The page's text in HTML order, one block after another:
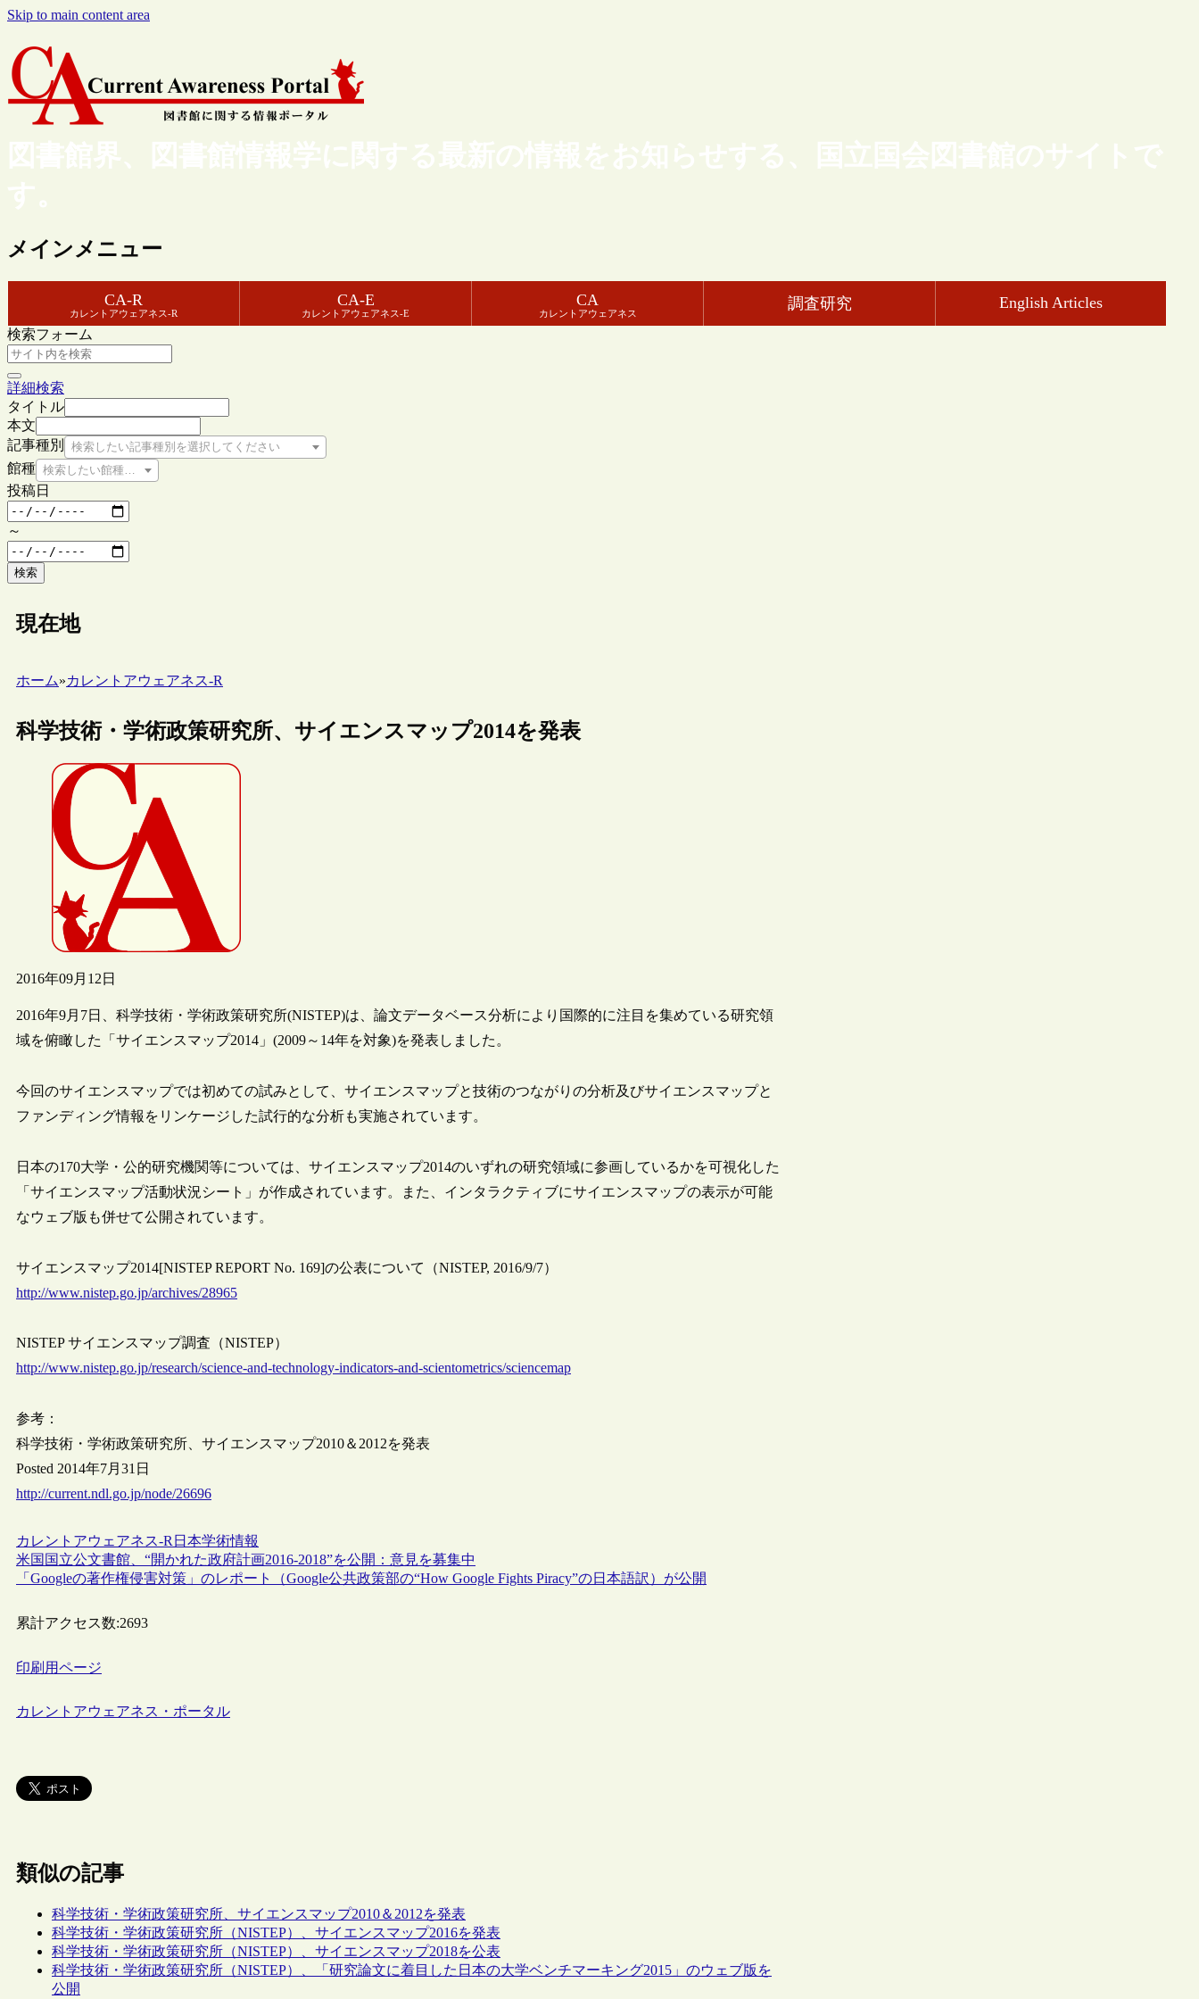
Skip to main content area
図書館界、図書館情報学に関する最新の情報をお知らせする、国立国会図書館のサイトで
す。
メインメニュー
CA-R
カレントアウェアネス-R
CA-E
カレントアウェアネス-E
CA
カレントアウェアネス
調査研究 English Articles
検索フォーム
詳細検索
タイトル
本文
記事種別
検索したい記事種別を選択してください
館種 検索したい館種を選択してください
投稿日
～
検索
現在地
ホーム»カレントアウェアネス-R
科学技術・学術政策研究所、サイエンスマップ2014を発表
2016年09月12日
2016年9月7日、科学技術・学術政策研究所(NISTEP)は、論文データベース分析により国際的に注目を集めている研究領
域を俯瞰した「サイエンスマップ2014」(2009～14年を対象)を発表しました。
今回のサイエンスマップでは初めての試みとして、サイエンスマップと技術のつながりの分析及びサイエンスマップと
ファンディング情報をリンケージした試行的な分析も実施されています。
日本の170大学・公的研究機関等については、サイエンスマップ2014のいずれの研究領域に参画しているかを可視化した
「サイエンスマップ活動状況シート」が作成されています。また、インタラクティブにサイエンスマップの表示が可能
なウェブ版も併せて公開されています。
サイエンスマップ2014[NISTEP REPORT No. 169]の公表について（NISTEP, 2016/9/7）
http://www.nistep.go.jp/archives/28965
NISTEP サイエンスマップ調査（NISTEP）
http://www.nistep.go.jp/research/science-and-technology-indicators-and-scientometrics/sciencemap
参考：
科学技術・学術政策研究所、サイエンスマップ2010＆2012を発表
Posted 2014年7月31日
http://current.ndl.go.jp/node/26696
カレントアウェアネス-R 日本学術情報
米国国立公文書館、“開かれた政府計画2016-2018”を公開：意見を募集中
「Googleの著作権侵害対策」のレポート（Google公共政策部の“How Google Fights Piracy”の日本語訳）が公開
累計アクセス数:2693
印刷用ページ
カレントアウェアネス・ポータル
類似の記事
科学技術・学術政策研究所、サイエンスマップ2010＆2012を発表
科学技術・学術政策研究所（NISTEP）、サイエンスマップ2016を発表
科学技術・学術政策研究所（NISTEP）、サイエンスマップ2018を公表
科学技術・学術政策研究所（NISTEP）、「研究論文に着目した日本の大学ベンチマーキング2015」のウェブ版を
公開